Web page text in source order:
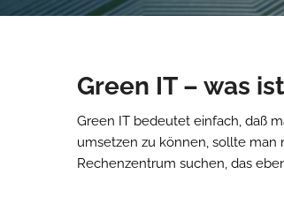
Green IT – was
Green IT bedeutet einfach, daß
umsetzen zu können, sollte man
Rechenzentrum suchen, das